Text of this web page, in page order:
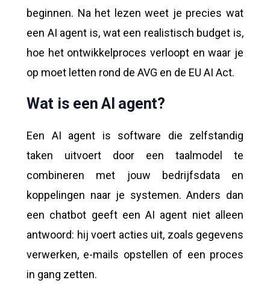
beginnen. Na het lezen weet je precies wat
een AI agent is, wat een realistisch budget is,
hoe het ontwikkelproces verloopt en waar je
op moet letten rond de AVG en de EU AI Act.
Wat is een AI agent?
Een AI agent is software die zelfstandig
taken uitvoert door een taalmodel te
combineren met jouw bedrijfsdata en
koppelingen naar je systemen. Anders dan
een chatbot geeft een AI agent niet alleen
antwoord: hij voert acties uit, zoals gegevens
verwerken, e-mails opstellen of een proces
in gang zetten.